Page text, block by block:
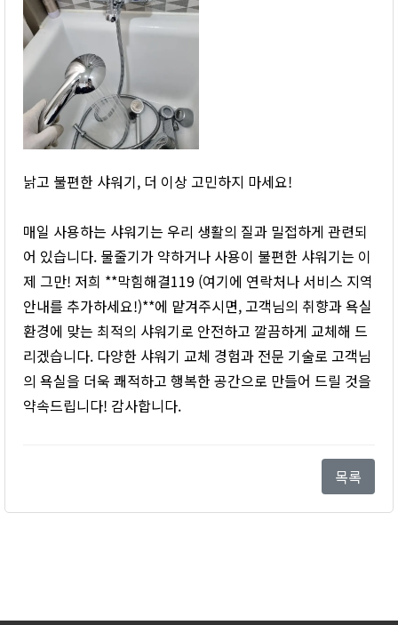
낡고 불편한 샤워기, 더 이상 고민하지 마세요!
매일 사용하는 샤워기는 우리 생활의 질과 밀접하게 관련되
어 있습니다. 물줄기가 약하거나 사용이 불편한 샤워기는 이
제 그만! 저희 **막힘해결119 (여기에 연락처나 서비스 지역
안내를 추가하세요!)**에 맡겨주시면, 고객님의 취향과 욕실
환경에 맞는 최적의 샤워기로 안전하고 깔끔하게 교체해 드
리겠습니다. 다양한 샤워기 교체 경험과 전문 기술로 고객님
의 욕실을 더욱 쾌적하고 행복한 공간으로 만들어 드릴 것을
약속드립니다! 감사합니다.
목록